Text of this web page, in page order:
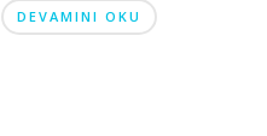
DEVAMINI OKU